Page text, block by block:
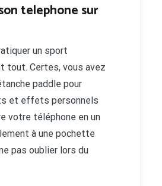
telephone sur
un sport
tout. Certes, vous avez
paddle pour
et effets personnels
votre téléphone en un
à une pochette
pas oublier lors du